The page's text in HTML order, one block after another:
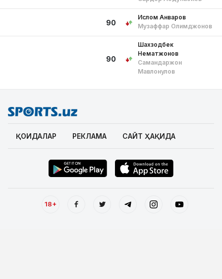
90
Ислом Анваров
Музаффар Олимджонов
90
Шахзодбек
Нематжонов
Самандаржон
Мавлонқулов
ҚОИДАЛАР РЕКЛАМА САЙТ ҲАҚИДА
18+